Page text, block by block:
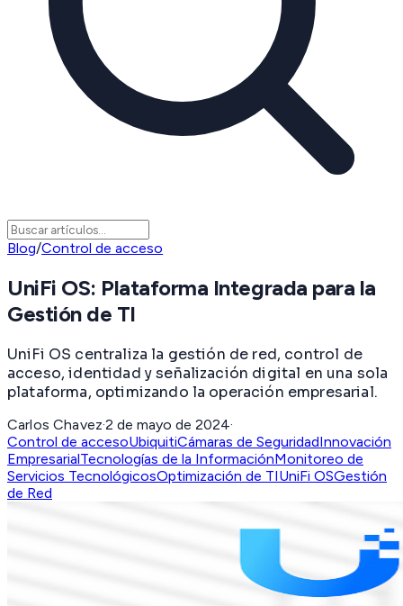
Blog/Control de acceso
UniFi OS: Plataforma Integrada para la
Gestión de TI
UniFi OS centraliza la gestión de red, control de
acceso, identidad y señalización digital en una sola
plataforma, optimizando la operación empresarial.
Carlos Chavez·2 de mayo de 2024·
Control de accesoUbiquitiCámaras de SeguridadInnovación
EmpresarialTecnologías de la InformaciónMonitoreo de
Servicios TecnológicosOptimización de TIUniFi OSGestión
de Red